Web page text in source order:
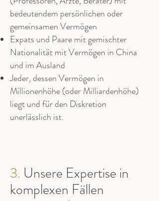
bedeutendem persönlichen oder
gemeinsamen Vermögen
Expats und Paare mit gemischter
Nationalität mit Vermögen in China
und im Ausland
Jeder, dessen Vermögen in
Millionenhöhe (oder Milliardenhöhe)
liegt und für den Diskretion
unerlässlich ist.
3. Unsere Expertise in
komplexen Fällen